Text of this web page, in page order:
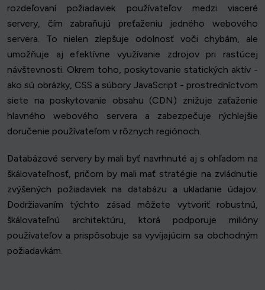
rozdeľovaní požiadaviek používateľov medzi viaceré
servery, čím zabraňujú preťaženiu jedného webového
servera. To nielen zlepšuje odolnosť voči chybám, ale
umožňuje aj efektívne využívanie zdrojov pri rastúcej
návštevnosti. Okrem toho, poskytovanie statických aktív -
ako sú obrázky, CSS a súbory JavaScript - prostredníctvom
siete na poskytovanie obsahu (CDN) znižuje zaťaženie
hlavného webového servera a zabezpečuje rýchlejšie
doručenie používateľom v rôznych regiónoch.
Databázové servery by mali byť navrhnuté aj s ohľadom na
škálovateľnosť, pričom by mali mať stratégie na zvládnutie
zvýšených požiadaviek na databázu a ukladanie údajov.
Dodržiavaním týchto zásad môžete vytvoriť robustnú,
škálovateľnú architektúru, ktorá podporuje milióny
používateľov a prispôsobuje sa vyvíjajúcim sa obchodným
požiadavkám.